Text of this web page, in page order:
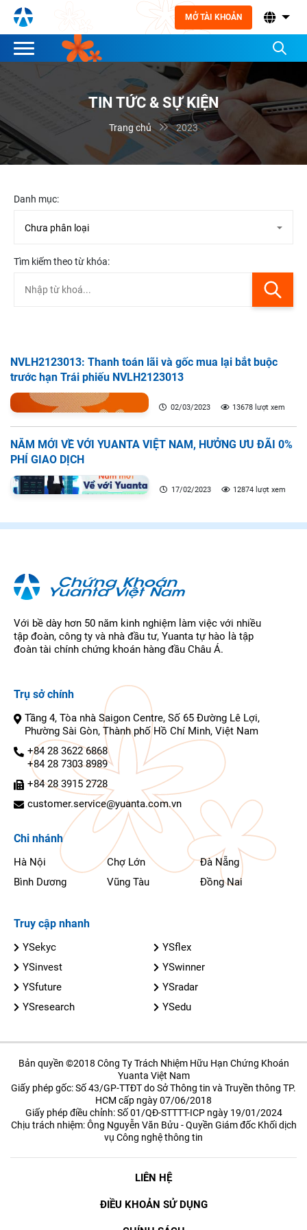
MỞ TÀI KHOẢN
TIN TỨC & SỰ KIỆN
Trang chủ  2023
Danh mục:
Tìm kiếm theo từ khóa:
NVLH2123013: Thanh toán lãi và gốc mua lại bắt buộc
trước hạn Trái phiếu NVLH2123013
02/03/2023 13678 lượt xem
NĂM MỚI VỀ VỚI YUANTA VIỆT NAM, HƯỞNG ƯU ĐÃI 0%
PHÍ GIAO DỊCH
17/02/2023 12874 lượt xem
Với bề dày hơn 50 năm kinh nghiệm làm việc với nhiều
tập đoàn, công ty và nhà đầu tư, Yuanta tự hào là tập
đoàn tài chính chứng khoán hàng đầu Châu Á.
Trụ sở chính
Tầng 4, Tòa nhà Saigon Centre, Số 65 Đường Lê Lợi,
Phường Sài Gòn, Thành phố Hồ Chí Minh, Việt Nam
+84 28 3622 6868
+84 28 7303 8989
+84 28 3915 2728
customer.service@yuanta.com.vn
Chi nhánh
Hà Nội Chợ Lớn
Đà Nẵng
Bình Dương
Vũng Tàu Đồng Nai
Truy cập nhanh
YSekyc
YSflex
YSinvest
YSwinner
YSfuture
YSradar
YSresearch
YSedu
Bản quyền ©2018 Công Ty Trách Nhiệm Hữu Hạn Chứng Khoán
Yuanta Việt Nam
Giấy phép gốc: Số 43/GP-TTĐT do Sở Thông tin và Truyền thông TP.
HCM cấp ngày 07/06/2018
Giấy phép điều chỉnh: Số 01/QĐ-STTTT-ICP ngày 19/01/2024
Chịu trách nhiệm: Ông Nguyễn Văn Bửu - Quyền Giám đốc Khối dịch
vụ Công nghệ thông tin
LIÊN HỆ
ĐIỀU KHOẢN SỬ DỤNG